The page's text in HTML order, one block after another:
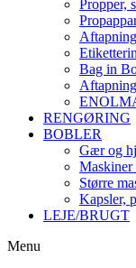
Propper,
Bag in
RENGØRING
BOBLER
Gær og
Maskiner
Større
Kapsler,
LEJE/BRUGT
Menu